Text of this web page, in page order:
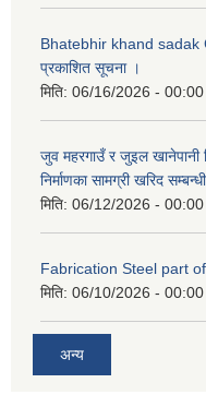
Bhatebhir khand sadak
प्रकाशित सूचना ।
मिति: 06/16/2026 - 00:00
जुव महरगाउँ र जुइल खानेपानी
निर्माणका सामग्री खरिद
मिति: 06/12/2026 - 00:00
Fabrication Steel part
मिति: 06/10/2026 - 00:00
अन्य